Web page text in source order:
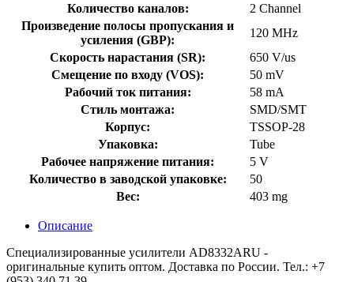
Количество каналов:
2 Channel
Произведение полосы пропускания и
усиления (GBP):
120 MHz
Скорость нарастания (SR):
650 V/us
Смещение по входу (VOS):
50 mV
Рабочий ток питания:
58 mA
Стиль монтажа:
SMD/SMT
Корпус:
TSSOP-28
Упаковка:
Tube
Рабочее напряжение питания:
5 V
Количество в заводской упаковке:
50
Вес:
403 mg
Описание
Специализированные усилители AD8332ARU -
оригинальные купить оптом. Доставка по России. Тел.: +7